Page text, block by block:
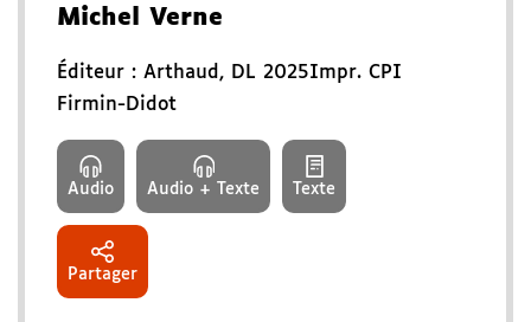
Michel Verne
Éditeur : Arthaud , DL 2025Impr. CPI
Firmin-Didot
Audio Audio + Texte Texte
Partager